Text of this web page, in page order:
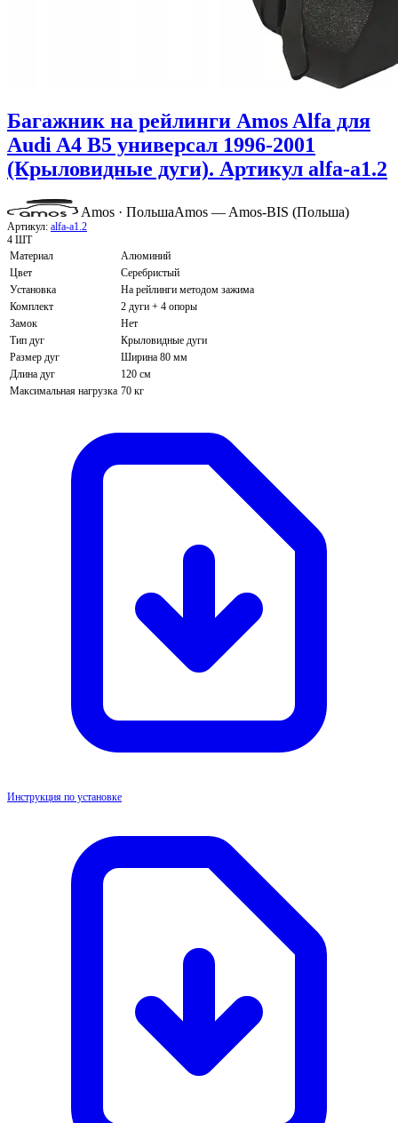
Багажник на рейлинги Amos Alfa для
Audi A4 B5 универсал 1996-2001
(Крыловидные дуги). Артикул alfa-a1.2
Amos · ПольшаAmos — Amos-BIS (Польша)
Артикул: alfa-a1.2
4 ШТ
Материал
Алюминий
Цвет
Серебристый
Установка
На рейлинги методом зажима
Комплект
2 дуги + 4 опоры
Замок
Нет
Тип дуг
Крыловидные дуги
Размер дуг
Ширина 80 мм
Длина дуг
120 см
Максимальная нагрузка 70 кг
Инструкция по установке